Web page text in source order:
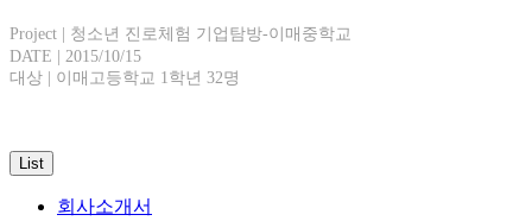
Project | 청소년 진로체험 기업탐방-이매중학교
DATE | 2015/10/15
대상 | 이매고등학교 1학년 32명
List
회사소개서